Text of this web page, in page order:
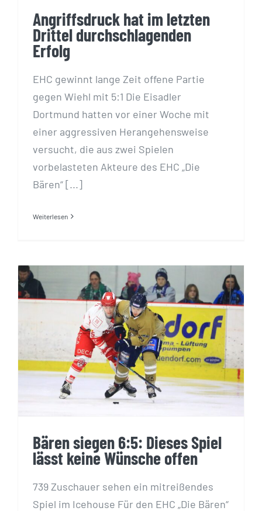
Angriffsdruck hat im letzten
Drittel durchschlagenden
Erfolg
EHC gewinnt lange Zeit offene Partie
gegen Wiehl mit 5:1 Die Eisadler
Dortmund hatten vor einer Woche mit
einer aggressiven Herangehensweise
versucht, die aus zwei Spielen
vorbelasteten Akteure des EHC „Die
Bären“ [...]
Weiterlesen
Bären siegen 6:5: Dieses Spiel lässt
keine Wünsche offen
Bären siegen 6:5: Dieses Spiel
lässt keine Wünsche offen
739 Zuschauer sehen ein mitreißendes
Spiel im Icehouse ­F­­­­ür den EHC „Die Bären“